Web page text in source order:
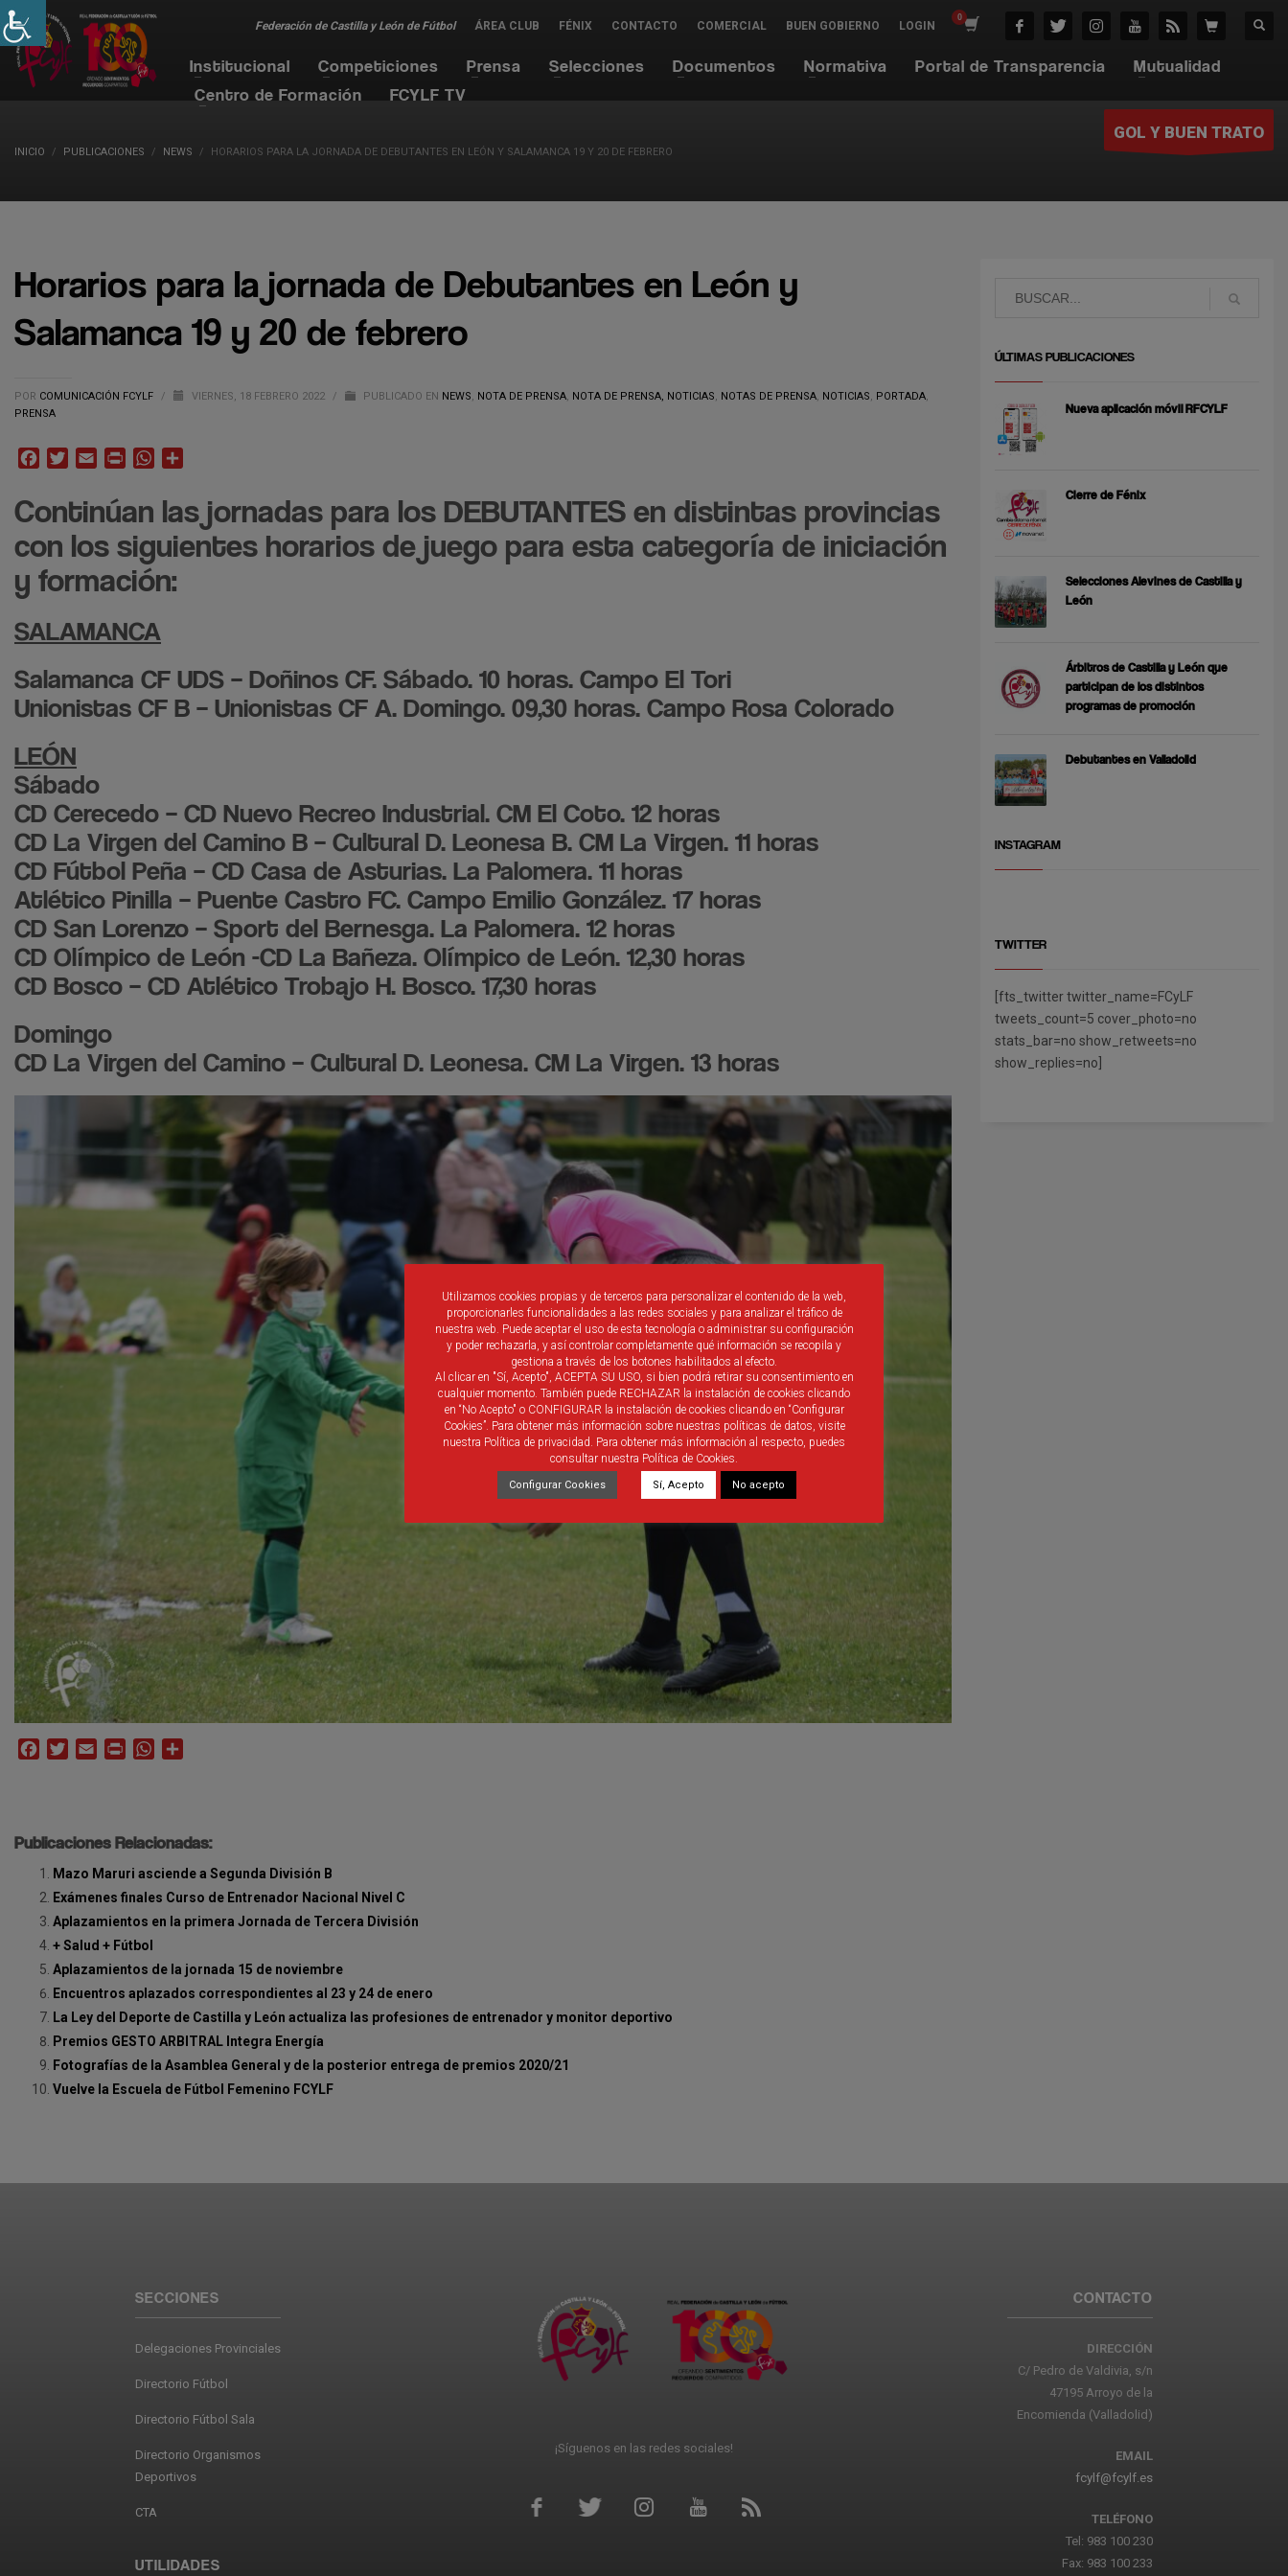
Federación de Castilla y León de Fútbol ÁREA CLUB FÉNIX CONTACTO COMERCIAL BUEN GOBIERNO LOGIN
Institucional Competiciones Prensa Selecciones Documentos Normativa Portal de Transparencia
Mutualidad
Centro de Formación
FCYLF TV
GOL Y BUEN TRATO
INICIO PUBLICACIONES NEWS HORARIOS PARA LA JORNADA DE DEBUTANTES EN LEÓN Y SALAMANCA 19 Y 20 DE FEBRERO
Horarios para la jornada de Debutantes en León y
Salamanca 19 y 20 de febrero
POR COMUNICACIÓN FCYLF / VIERNES, 18 FEBRERO 2022 / PUBLICADO EN NEWS, NOTA DE PRENSA, NOTA DE PRENSA, NOTICIAS, NOTAS DE PRENSA, NOTICIAS, PORTADA,
PRENSA
FacebookTwitterEmail Print WhatsApp
Continúan las jornadas para los DEBUTANTES en distintas provincias
con los siguientes horarios de juego para esta categoría de iniciación
y formación:
SALAMANCA
Salamanca CF UDS – Doñinos CF. Sábado. 10 horas. Campo El Tori
Unionistas CF B – Unionistas CF A. Domingo. 09,30 horas. Campo Rosa Colorado
LEÓN
Sábado
CD Cerecedo – CD Nuevo Recreo Industrial. CM El Coto. 12 horas
CD La Virgen del Camino B – Cultural D. Leonesa B. CM La Virgen. 11 horas
CD Fútbol Peña – CD Casa de Asturias. La Palomera. 11 horas
Atlético Pinilla – Puente Castro FC. Campo Emilio González. 17 horas
CD San Lorenzo – Sport del Bernesga. La Palomera. 12 horas
CD Olímpico de León -CD La Bañeza. Olímpico de León. 12,30 horas
CD Bosco – CD Atlético Trobajo H. Bosco. 17,30 horas
Domingo
CD La Virgen del Camino – Cultural D. Leonesa. CM La Virgen. 13 horas
FacebookTwitterEmail Print WhatsApp
Publicaciones Relacionadas:
Mazo Maruri asciende a Segunda División B
Exámenes finales Curso de Entrenador Nacional Nivel C
Aplazamientos en la primera Jornada de Tercera División
+ Salud + Fútbol
Aplazamientos de la jornada 15 de noviembre
Encuentros aplazados correspondientes al 23 y 24 de enero
La Ley del Deporte de Castilla y León actualiza las profesiones de entrenador y monitor deportivo
Premios GESTO ARBITRAL Integra Energía
Fotografías de la Asamblea General y de la posterior entrega de premios 2020/21
Vuelve la Escuela de Fútbol Femenino FCYLF
ÚLTIMAS PUBLICACIONES
Nueva aplicación móvil RFCYLF
Cierre de Fénix
Selecciones Alevines de Castilla y
León
Árbitros de Castilla y León que
participan de los distintos
programas de promoción
Debutantes en Valladolid
INSTAGRAM
TWITTER
[fts_twitter twitter_name=FCyLF
tweets_count=5 cover_photo=no
stats_bar=no show_retweets=no
show_replies=no]
SECCIONES
Delegaciones Provinciales
Directorio Fútbol
Directorio Fútbol Sala
Directorio Organismos
Deportivos
CTA
UTILIDADES
¡Síguenos en las redes sociales!
CONTACTO
DIRECCIÓN
C/ Pedro de Valdivia, s/n
47195 Arroyo de la
Encomienda (Valladolid)
EMAIL
fcylf@fcylf.es
TELÉFONO
Tel: 983 100 230
Fax: 983 100 233
Utilizamos cookies propias y de terceros para personalizar el contenido de la web,
proporcionarles funcionalidades a las redes sociales y para analizar el tráfico de
nuestra web. Puede aceptar el uso de esta tecnología o administrar su configuración
y poder rechazarla, y así controlar completamente qué información se recopila y
gestiona a través de los botones habilitados al efecto.
Al clicar en "Sí, Acepto", ACEPTA SU USO, si bien podrá retirar su consentimiento en
cualquier momento. También puede RECHAZAR la instalación de cookies clicando
en “No Acepto" o CONFIGURAR la instalación de cookies clicando en “Configurar
Cookies”. Para obtener más información sobre nuestras políticas de datos, visite
nuestra Política de privacidad. Para obtener más información al respecto, puedes
consultar nuestra Política de Cookies.
Configurar Cookies Sí, Acepto No acepto